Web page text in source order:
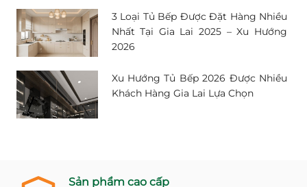
3 Loại Tủ Bếp Được Đặt Hàng Nhiều
Nhất Tại Gia Lai 2025 – Xu Hướng
2026
Xu Hướng Tủ Bếp 2026 Được Nhiều
Khách Hàng Gia Lai Lựa Chọn
Sản phẩm cao cấp